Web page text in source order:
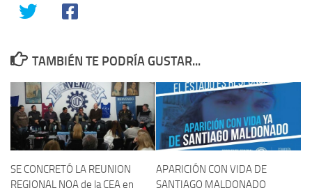
TAMBIÉN TE PODRÍA GUSTAR...
SE CONCRETÓ LA REUNION
REGIONAL NOA de la CEA en
APARICIÓN CON VIDA DE
SANTIAGO MALDONADO